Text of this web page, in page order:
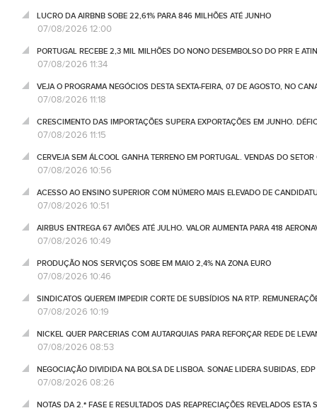
LUCRO DA AIRBNB SOBE 22,61% PARA 846 MILHÕES ATÉ JUNHO
07/08/2026 12:00
PORTUGAL RECEBE 2,3 MIL MILHÕES DO NONO DESEMBOLSO DO PRR E
07/08/2026 11:34
VEJA O PROGRAMA NEGÓCIOS DESTA SEXTA-FEIRA, 07 DE AGOSTO, NO
07/08/2026 11:18
CRESCIMENTO DAS IMPORTAÇÕES SUPERA EXPORTAÇÕES EM JUNHO.
07/08/2026 11:15
CERVEJA SEM ÁLCOOL GANHA TERRENO EM PORTUGAL. VENDAS DO
07/08/2026 10:56
ACESSO AO ENSINO SUPERIOR COM NÚMERO MAIS ELEVADO DE
07/08/2026 10:51
AIRBUS ENTREGA 67 AVIÕES ATÉ JULHO. VALOR AUMENTA PARA 418
07/08/2026 10:49
PRODUÇÃO NOS SERVIÇOS SOBE EM MAIO 2,4% NA ZONA EURO
07/08/2026 10:46
SINDICATOS QUEREM IMPEDIR CORTE DE SUBSÍDIOS NA RTP.
07/08/2026 10:19
NICKEL QUER PARCERIAS COM AUTARQUIAS PARA REFORÇAR REDE DE
07/08/2026 08:53
NEGOCIAÇÃO DIVIDIDA NA BOLSA DE LISBOA. SONAE LIDERA SUBIDAS, EDP
07/08/2026 08:26
NOTAS DA 2.ª FASE E RESULTADOS DAS REAPRECIAÇÕES REVELADOS ESTA